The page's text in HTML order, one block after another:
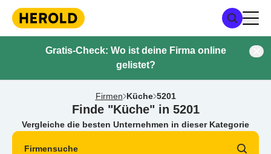
Gratis-Check: Wo ist deine Firma online
gelistet?
Firmen Küche 5201
Finde "Küche" in 5201
Vergleiche die besten Unternehmen in dieser Kategorie
Firmensuche